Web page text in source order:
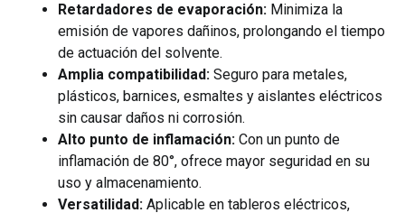
Retardadores de evaporación: Minimiza la
emisión de vapores dañinos, prolongando el tiempo
de actuación del solvente.
Amplia compatibilidad: Seguro para metales,
plásticos, barnices, esmaltes y aislantes eléctricos
sin causar daños ni corrosión.
Alto punto de inflamación: Con un punto de
inflamación de 80°, ofrece mayor seguridad en su
uso y almacenamiento.
Versatilidad: Aplicable en tableros eléctricos,